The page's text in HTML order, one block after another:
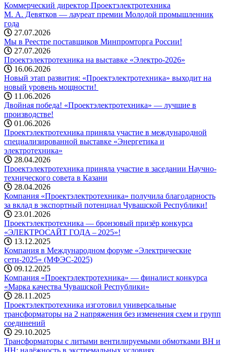
Коммерческий директор Проектэлектротехника
М. А. Девятков — лауреат премии Молодой промышленник
года
27.07.2026
Мы в Реестре поставщиков Минпромторга России!
27.07.2026
Проектэлектротехника на выставке «Электро-2026»
16.06.2026
Новый этап развития: «Проектэлектротехника» выходит на
новый уровень мощности! ️
11.06.2026
Двойная победа! «Проектэлектротехника» — лучшие в
производстве!
01.06.2026
Проектэлектротехника приняла участие в международной
специализированной выставке «Энергетика и
электротехника»
28.04.2026
Проектэлектротехника приняла участие в заседании Научно-
технического совета в Казани
28.04.2026
Компания «Проектэлектротехника» получила благодарность
за вклад в экспортный потенциал Чувашской Республики!
23.01.2026
Проектэлектротехника — бронзовый призёр конкурса
«ЭЛЕКТРОСАЙТ ГОДА – 2025»!
13.12.2025
Компания в Международном форуме «Электрические
сети-2025» (МФЭС-2025)
09.12.2025
Компания «Проектэлектротехника» — финалист конкурса
«Марка качества Чувашской Республики»
28.11.2025
Проектэлектротехника изготовил универсальные
трансформаторы на 2 напряжения без изменения схем и групп
соединений
29.10.2025
Трансформаторы с литыми вентилируемыми обмотками ВН и
НН: надёжность в экстремальных условиях.